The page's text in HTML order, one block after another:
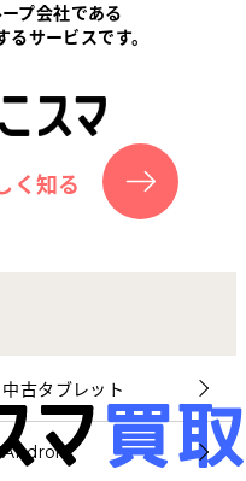
プ会社である
サービスです。
く知る
中古タブレット
Android